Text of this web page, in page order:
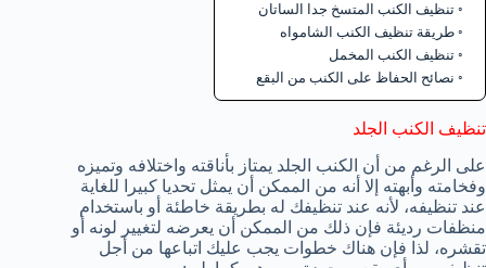
تنظيف الكنب المتسخ جدا الساتان
طريقة تنظيف الكنب الشامواه
تنظيف الكنب المخمل
نصائح الحفاظ على الكنب من البقع
تنظيف الكنب الجلد
على الرغم من أن الكنب الجلد يمتاز بأناقته واختلافه وتميزه
وفخامته وأبهته إلا أنه من الممكن أن يمثل تحديا كبيرا للغاية
عند تنظيفه، لأنه عند تنظيفك له بطريقة خاطئة أو باستخدام
منظفات رديئة فإن ذلك من الممكن أن يعرضه لتغيير لونه أو
تقشره، لذا فإن هناك خطوات يجب عليك اتباعها من أجل